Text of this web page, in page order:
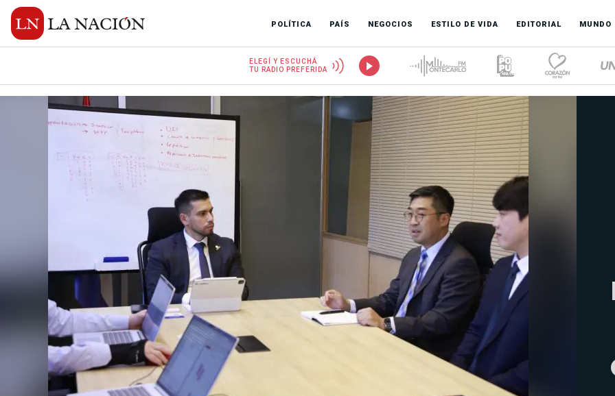
POLÍTICA PAÍS NEGOCIOS ESTILO DE VIDA EDITORIAL MUNDO
ELEGÍ Y ESCUCHÁ
TU RADIO PREFERIDA